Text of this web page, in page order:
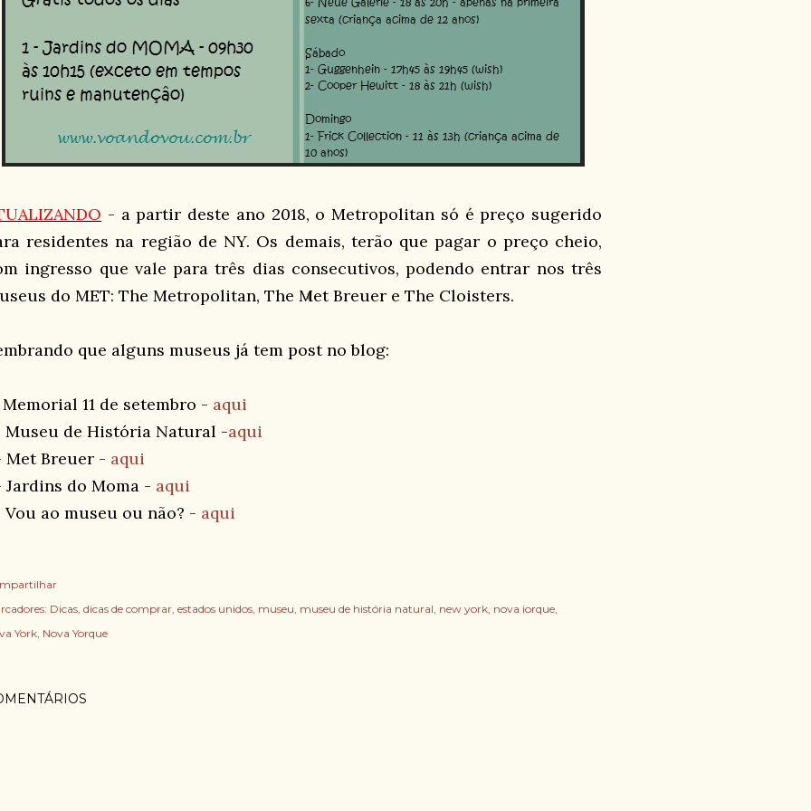
- a partir deste ano 2018, o Metropolitan só é preço sugerido
residentes na região de NY. Os demais, terão que pagar o preço cheio,
ingresso que vale para três dias consecutivos, podendo entrar nos três
do MET: The Metropolitan, The Met Breuer e The Cloisters.
que alguns museus já tem post no blog:
Memorial 11 de setembro - aqui
Museu de História Natural -aqui
Met Breuer - aqui
Jardins do Moma - aqui
Vou ao museu ou não? - aqui
Dicas dicas de comprar estados unidos museu museu de história natural new york nova iorque
York Nova Yorque